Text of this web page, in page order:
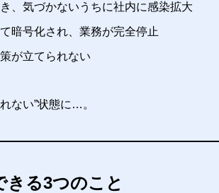
、気づかないうちに社内に感染拡大
暗号化され、業務が完全停止
が立てられない
ない”状態に…。
きる3つのこと